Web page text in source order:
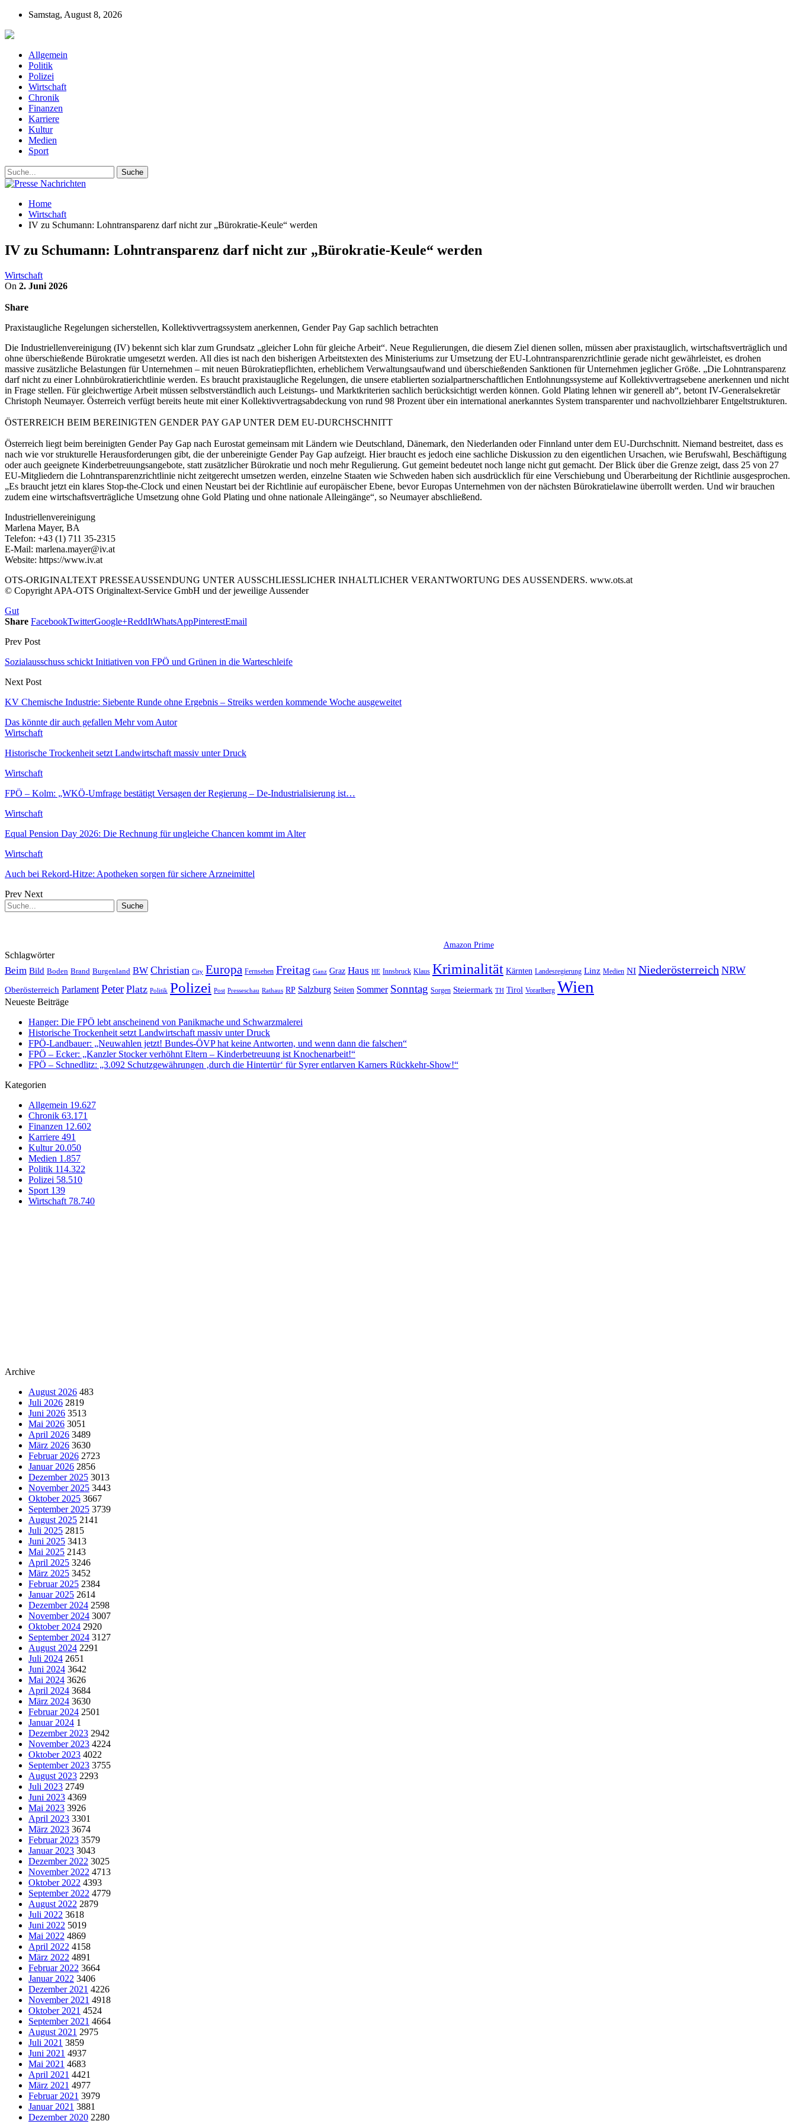
Samstag, August 8, 2026
Allgemein
Politik
Polizei
Wirtschaft
Chronik
Finanzen
Karriere
Kultur
Medien
Sport
Home
Wirtschaft
IV zu Schumann: Lohntransparenz darf nicht zur „Bürokratie-Keule“ werden
IV zu Schumann: Lohntransparenz darf nicht zur „Bürokratie-Keule“ werden
Wirtschaft
On 2. Juni 2026
Share
Praxistaugliche Regelungen sicherstellen, Kollektivvertragssystem anerkennen, Gender Pay Gap sachlich betrachten
Die Industriellenvereinigung (IV) bekennt sich klar zum Grundsatz „gleicher Lohn für gleiche Arbeit“. Neue Regulierungen, die diesem Ziel dienen sollen, müssen aber praxistauglich, wirtschaftsverträglich und
ohne überschießende Bürokratie umgesetzt werden. All dies ist nach den bisherigen Arbeitstexten des Ministeriums zur Umsetzung der EU-Lohntransparenzrichtlinie gerade nicht gewährleistet, es drohen
massive zusätzliche Belastungen für Unternehmen – mit neuen Bürokratiepflichten, erheblichem Verwaltungsaufwand und überschießenden Sanktionen für Unternehmen jeglicher Größe. „Die Lohntransparenz
darf nicht zu einer Lohnbürokratierichtlinie werden. Es braucht praxistaugliche Regelungen, die unsere etablierten sozialpartnerschaftlichen Entlohnungssysteme auf Kollektivvertragsebene anerkennen und nicht
in Frage stellen. Für gleichwertige Arbeit müssen selbstverständlich auch Leistungs- und Marktkriterien sachlich berücksichtigt werden können. Gold Plating lehnen wir generell ab“, betont IV-Generalsekretär
Christoph Neumayer. Österreich verfügt bereits heute mit einer Kollektivvertragsabdeckung von rund 98 Prozent über ein international anerkanntes System transparenter und nachvollziehbarer Entgeltstrukturen.
ÖSTERREICH BEIM BEREINIGTEN GENDER PAY GAP UNTER DEM EU-DURCHSCHNITT
Österreich liegt beim bereinigten Gender Pay Gap nach Eurostat gemeinsam mit Ländern wie Deutschland, Dänemark, den Niederlanden oder Finnland unter dem EU-Durchschnitt. Niemand bestreitet, dass es
nach wie vor strukturelle Herausforderungen gibt, die der unbereinigte Gender Pay Gap aufzeigt. Hier braucht es jedoch eine sachliche Diskussion zu den eigentlichen Ursachen, wie Berufswahl, Beschäftigung
oder auch geeignete Kinderbetreuungsangebote, statt zusätzlicher Bürokratie und noch mehr Regulierung. Gut gemeint bedeutet noch lange nicht gut gemacht. Der Blick über die Grenze zeigt, dass 25 von 27
EU-Mitgliedern die Lohntransparenzrichtlinie nicht zeitgerecht umsetzen werden, einzelne Staaten wie Schweden haben sich ausdrücklich für eine Verschiebung und Überarbeitung der Richtlinie ausgesprochen.
„Es braucht jetzt ein klares Stop-the-Clock und einen Neustart bei der Richtlinie auf europäischer Ebene, bevor Europas Unternehmen von der nächsten Bürokratielawine überrollt werden. Und wir brauchen
zudem eine wirtschaftsverträgliche Umsetzung ohne Gold Plating und ohne nationale Alleingänge“, so Neumayer abschließend.
Industriellenvereinigung
Marlena Mayer, BA
Telefon: +43 (1) 711 35-2315
E-Mail: marlena.mayer@iv.at
Website: https://www.iv.at
OTS-ORIGINALTEXT PRESSEAUSSENDUNG UNTER AUSSCHLIESSLICHER INHALTLICHER VERANTWORTUNG DES AUSSENDERS. www.ots.at
© Copyright APA-OTS Originaltext-Service GmbH und der jeweilige Aussender
Gut
Share FacebookTwitterGoogle+ReddItWhatsAppPinterestEmail
Prev Post
Sozialausschuss schickt Initiativen von FPÖ und Grünen in die Warteschleife
Next Post
KV Chemische Industrie: Siebente Runde ohne Ergebnis – Streiks werden kommende Woche ausgeweitet
Das könnte dir auch gefallen Mehr vom Autor
Wirtschaft
Historische Trockenheit setzt Landwirtschaft massiv unter Druck
Wirtschaft
FPÖ – Kolm: „WKÖ-Umfrage bestätigt Versagen der Regierung – De-Industrialisierung ist…
Wirtschaft
Equal Pension Day 2026: Die Rechnung für ungleiche Chancen kommt im Alter
Wirtschaft
Auch bei Rekord-Hitze: Apotheken sorgen für sichere Arzneimittel
Prev Next
Amazon Prime
Schlagwörter
Beim Bild Boden Brand Burgenland BW Christian City Europa Fernsehen Freitag Ganz Graz Haus HE Innsbruck Klaus Kriminalität Kärnten Landesregierung Linz Medien NI Niederösterreich NRW
Oberösterreich Parlament Peter Platz Politik Polizei Post Presseschau Rathaus RP Salzburg Seiten Sommer Sonntag Sorgen Steiermark TH Tirol Vorarlberg Wien
Neueste Beiträge
Hanger: Die FPÖ lebt anscheinend von Panikmache und Schwarzmalerei
Historische Trockenheit setzt Landwirtschaft massiv unter Druck
FPÖ-Landbauer: „Neuwahlen jetzt! Bundes-ÖVP hat keine Antworten, und wenn dann die falschen“
FPÖ – Ecker: „Kanzler Stocker verhöhnt Eltern – Kinderbetreuung ist Knochenarbeit!“
FPÖ – Schnedlitz: „3.092 Schutzgewährungen ‚durch die Hintertür‘ für Syrer entlarven Karners Rückkehr-Show!“
Kategorien
Allgemein 19.627
Chronik 63.171
Finanzen 12.602
Karriere 491
Kultur 20.050
Medien 1.857
Politik 114.322
Polizei 58.510
Sport 139
Wirtschaft 78.740
Archive
August 2026 483
Juli 2026 2819
Juni 2026 3513
Mai 2026 3051
April 2026 3489
März 2026 3630
Februar 2026 2723
Januar 2026 2856
Dezember 2025 3013
November 2025 3443
Oktober 2025 3667
September 2025 3739
August 2025 2141
Juli 2025 2815
Juni 2025 3413
Mai 2025 2143
April 2025 3246
März 2025 3452
Februar 2025 2384
Januar 2025 2614
Dezember 2024 2598
November 2024 3007
Oktober 2024 2920
September 2024 3127
August 2024 2291
Juli 2024 2651
Juni 2024 3642
Mai 2024 3626
April 2024 3684
März 2024 3630
Februar 2024 2501
Januar 2024 1
Dezember 2023 2942
November 2023 4224
Oktober 2023 4022
September 2023 3755
August 2023 2293
Juli 2023 2749
Juni 2023 4369
Mai 2023 3926
April 2023 3301
März 2023 3674
Februar 2023 3579
Januar 2023 3043
Dezember 2022 3025
November 2022 4713
Oktober 2022 4393
September 2022 4779
August 2022 2879
Juli 2022 3618
Juni 2022 5019
Mai 2022 4869
April 2022 4158
März 2022 4891
Februar 2022 3664
Januar 2022 3406
Dezember 2021 4226
November 2021 4918
Oktober 2021 4524
September 2021 4664
August 2021 2975
Juli 2021 3859
Juni 2021 4937
Mai 2021 4683
April 2021 4421
März 2021 4977
Februar 2021 3979
Januar 2021 3881
Dezember 2020 2280